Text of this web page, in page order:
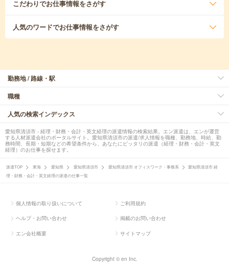
こだわりでお仕事情報をさがす
人気のワードでお仕事情報をさがす
勤務地 / 路線・駅
職種
人気の検索インデックス
愛知県清須市 - 経理・財務・会計・英文経理の派遣情報の検索結果。エン派遣は、エンが運営
する人材派遣会社のポータルサイト。愛知県清須市の派遣/求人情報を職種、勤務地、時給、勤
務時間、長期・短期などの希望条件から、あなたにピッタリの派遣（経理・財務・会計・英文
経理）のお仕事を探せます。
派遣TOP 東海 愛知県 愛知県清須市 愛知県清須市 オフィスワーク・事務系
愛知県清須市 経
理・財務・会計・英文経理の派遣の仕事一覧
個人情報の取り扱いについて ご利用規約
ヘルプ・お問い合わせ 掲載のお問い合わせ
エン会社概要 サイトマップ
Copyright © en Inc.